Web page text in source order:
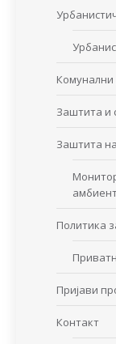
Комунални
Заштита и
Заштита
Политика
Пријави
Контакт